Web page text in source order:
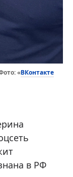
«ВКонтакте
в РФ